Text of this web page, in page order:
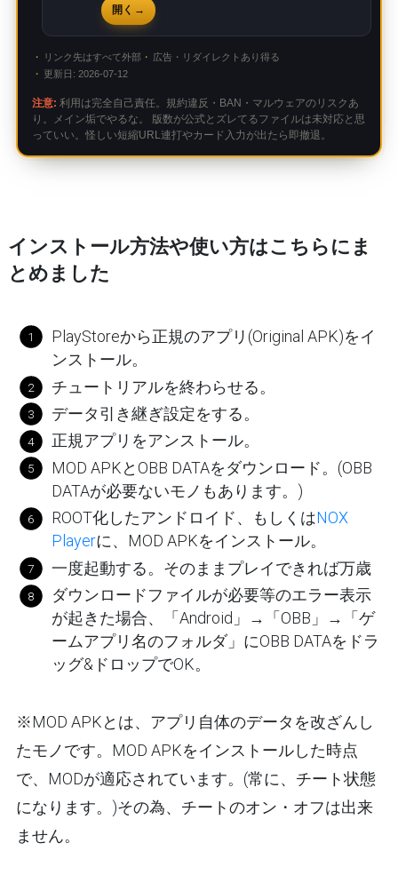
開く
リンク先はすべて外部
広告・リダイレクトあり得る
更新日: 2026-07-12
注意: 利用は完全自己責任。規約違反・BAN・マルウェアのリスクあ
り。メイン垢でやるな。 版数が公式とズレてるファイルは未対応と思
っていい。怪しい短縮URL連打やカード入力が出たら即撤退。
インストール方法や使い方はこちらにま
とめました
PlayStoreから正規のアプリ(Original APK)をイ
ンストール。
チュートリアルを終わらせる。
データ引き継ぎ設定をする。
正規アプリをアンストール。
MOD APKとOBB DATAをダウンロード。(OBB
DATAが必要ないモノもあります。)
ROOT化したアンドロイド、もしくはNOX
Playerに、MOD APKをインストール。
一度起動する。そのままプレイできれば万歳
ダウンロードファイルが必要等のエラー表示
が起きた場合、「Android」→「OBB」→「ゲ
ームアプリ名のフォルダ」にOBB DATAをドラ
ッグ&ドロップでOK。
※MOD APKとは、アプリ自体のデータを改ざんし
たモノです。MOD APKをインストールした時点
で、MODが適応されています。(常に、チート状態
になります。)その為、チートのオン・オフは出来
ません。